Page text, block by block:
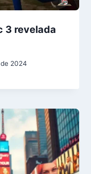
3 revelada
2024